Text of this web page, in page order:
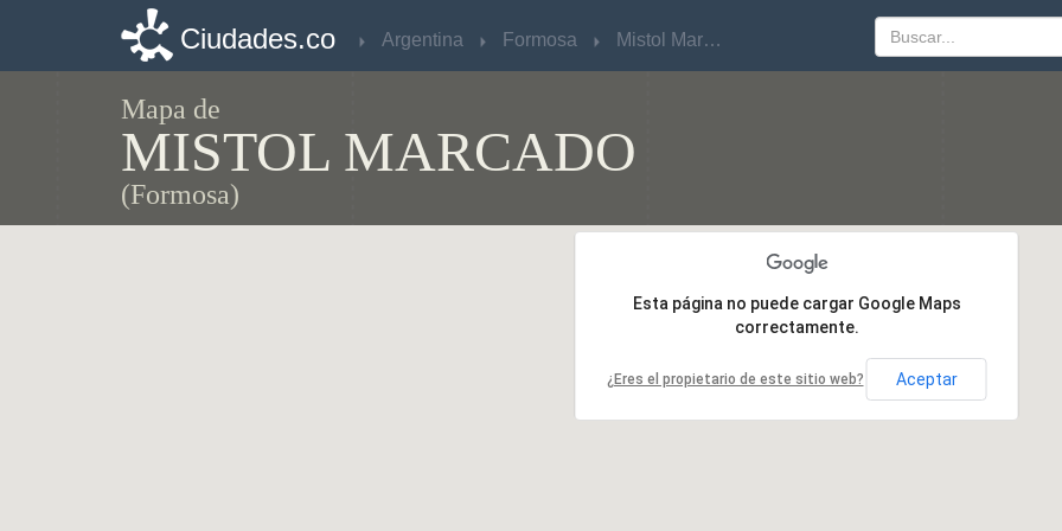
Ciudades.co Argentina Formosa Mistol Marcado
Mapa de
MISTOL MARCADO
(Formosa)
Esta página no puede cargar Google Maps
correctamente.
¿Eres el propietario de este sitio web? Aceptar
Esta página no puede cargar Google Maps
correctamente.
¿Eres el propietario de este sitio web? Aceptar
Ciudades.co Argentina Formosa Mistol Marcado